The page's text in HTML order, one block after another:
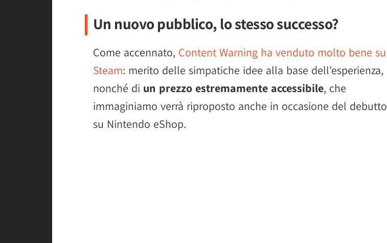
Un nuovo pubblico, lo stesso successo?
Come accennato, Content Warning ha venduto molto bene su
Steam: merito delle simpatiche idee alla base dell'esperienza,
nonché di un prezzo estremamente accessibile, che
immaginiamo verrà riproposto anche in occasione del debutto
su Nintendo eShop.